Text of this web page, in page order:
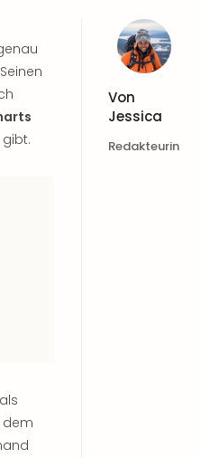
dem
Von
Jessica
Redakteurin